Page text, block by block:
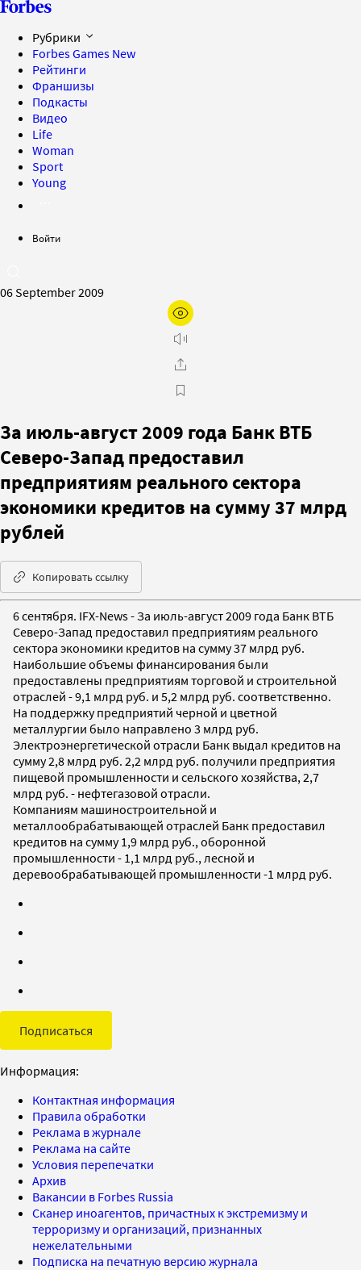
Рубрики
Forbes Games New
Рейтинги
Франшизы
Подкасты
Видео
Life
Woman
Sport
Young
Войти
06 September 2009
За июль-август 2009 года Банк ВТБ
Северо-Запад предоставил
предприятиям реального сектора
экономики кредитов на сумму 37 млрд
рублей
Копировать ссылку
6 сентября. IFX-News - За июль-август 2009 года Банк ВТБ
Северо-Запад предоставил предприятиям реального
сектора экономики кредитов на сумму 37 млрд руб.
Наибольшие объемы финансирования были
предоставлены предприятиям торговой и строительной
отраслей - 9,1 млрд руб. и 5,2 млрд руб. соответственно.
На поддержку предприятий черной и цветной
металлургии было направлено 3 млрд руб.
Электроэнергетической отрасли Банк выдал кредитов на
сумму 2,8 млрд руб. 2,2 млрд руб. получили предприятия
пищевой промышленности и сельского хозяйства, 2,7
млрд руб. - нефтегазовой отрасли.
Компаниям машиностроительной и
металлообрабатывающей отраслей Банк предоставил
кредитов на сумму 1,9 млрд руб., оборонной
промышленности - 1,1 млрд руб., лесной и
деревообрабатывающей промышленности -1 млрд руб.
Подписаться
Информация:
Контактная информация
Правила обработки
Реклама в журнале
Реклама на сайте
Условия перепечатки
Архив
Вакансии в Forbes Russia
Сканер иноагентов, причастных к экстремизму и
терроризму и организаций, признанных
нежелательными
Подписка на печатную версию журнала